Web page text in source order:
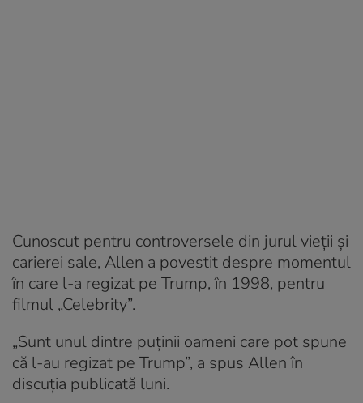
Cunoscut pentru controversele din jurul vieții și
carierei sale, Allen a povestit despre momentul
în care l-a regizat pe Trump, în 1998, pentru
filmul „Celebrity”.
„Sunt unul dintre puținii oameni care pot spune
că l-au regizat pe Trump”, a spus Allen în
discuția publicată luni.